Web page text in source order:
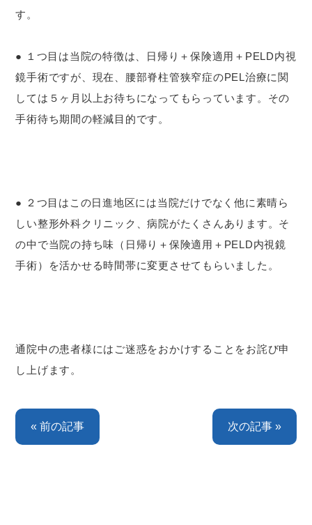
す。
● １つ目は当院の特徴は、日帰り＋保険適用＋PELD内視
鏡手術ですが、現在、腰部脊柱管狭窄症のPEL治療に関
しては５ヶ月以上お待ちになってもらっています。その
手術待ち期間の軽減目的です。
● ２つ目はこの日進地区には当院だけでなく他に素晴ら
しい整形外科クリニック、病院がたくさんあります。そ
の中で当院の持ち味（日帰り＋保険適用＋PELD内視鏡
手術）を活かせる時間帯に変更させてもらいました。
通院中の患者様にはご迷惑をおかけすることをお詫び申
し上げます。
« 前の記事 次の記事 »